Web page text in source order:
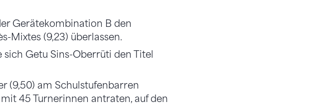
Gerätekombination B den
Mixtes (9,23) überlassen.
Getu Sins-Oberrüti den Titel
(9,50) am Schulstufenbarren
45 Turnerinnen antraten, auf den